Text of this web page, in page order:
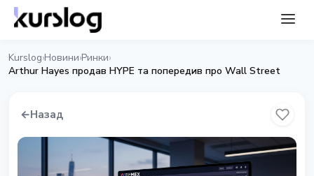
Kurslog›Новини›Ринки›
Arthur Hayes продав HYPE та попередив про Wall Street
←Назад